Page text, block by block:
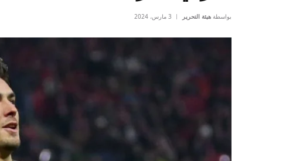
بواسطة هيئة التحرير 3 مارس، 2024